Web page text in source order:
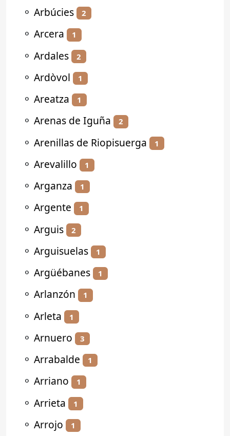
⚬ Arbúcies 2
⚬ Arcera 1
⚬ Ardales 2
⚬ Ardòvol 1
⚬ Areatza 1
⚬ Arenas de Iguña 2
⚬ Arenillas de Riopisuerga 1
⚬ Arevalillo 1
⚬ Arganza 1
⚬ Argente 1
⚬ Arguis 2
⚬ Arguisuelas 1
⚬ Argüébanes 1
⚬ Arlanzón 1
⚬ Arleta 1
⚬ Arnuero 3
⚬ Arrabalde 1
⚬ Arriano 1
⚬ Arrieta 1
⚬ Arrojo 1